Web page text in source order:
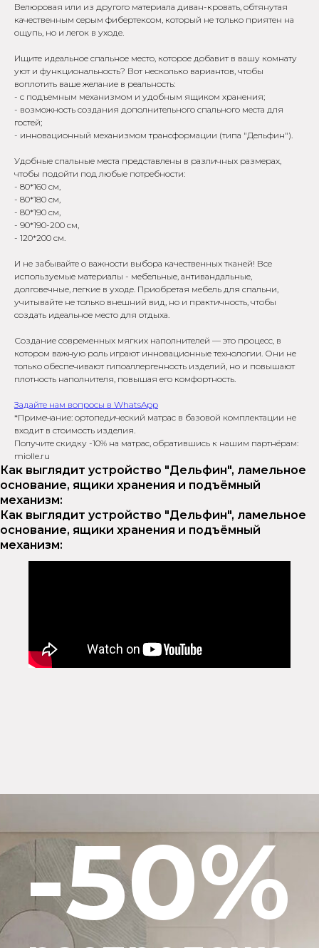
Велюровая или из другого материала диван-кровать, обтянутая
качественным серым фибертексом, который не только приятен на
ощупь, но и легок в уходе.
Ищите идеальное спальное место, которое добавит в вашу комнату
уют и функциональность? Вот несколько вариантов, чтобы
воплотить ваше желание в реальность:
- с подъемным механизмом и удобным ящиком хранения;
- возможность создания дополнительного спального места для
гостей;
- инновационный механизмом трансформации (типа "Дельфин").
Удобные спальные места представлены в различных размерах,
чтобы подойти под любые потребности:
- 80*160 см,
- 80*180 см,
- 80*190 см,
- 90*190-200 см,
- 120*200 см.
И не забывайте о важности выбора качественных тканей! Все
используемые материалы - мебельные, антивандальные,
долговечные, легкие в уходе. Приобретая мебель для спальни,
учитывайте не только внешний вид, но и практичность, чтобы
создать идеальное место для отдыха.
Создание современных мягких наполнителей — это процесс, в
котором важную роль играют инновационные технологии. Они не
только обеспечивают гипоаллергенность изделий, но и повышают
плотность наполнителя, повышая его комфортность.
Задайте нам вопросы в WhatsApp
*Примечание: ортопедический матрас в базовой комплектации не
входит в стоимость изделия.
Получите скидку -10% на матрас, обратившись к нашим партнёрам:
miolle.ru
Как выглядит устройство "Дельфин", ламельное
основание, ящики хранения и подъёмный
механизм:
Как выглядит устройство "Дельфин", ламельное
основание, ящики хранения и подъёмный
механизм:
*
-50%
*Подробности у менджера
кроваток из наличия
распродажа
Задать вопросы в WhatsApp
-
Задать